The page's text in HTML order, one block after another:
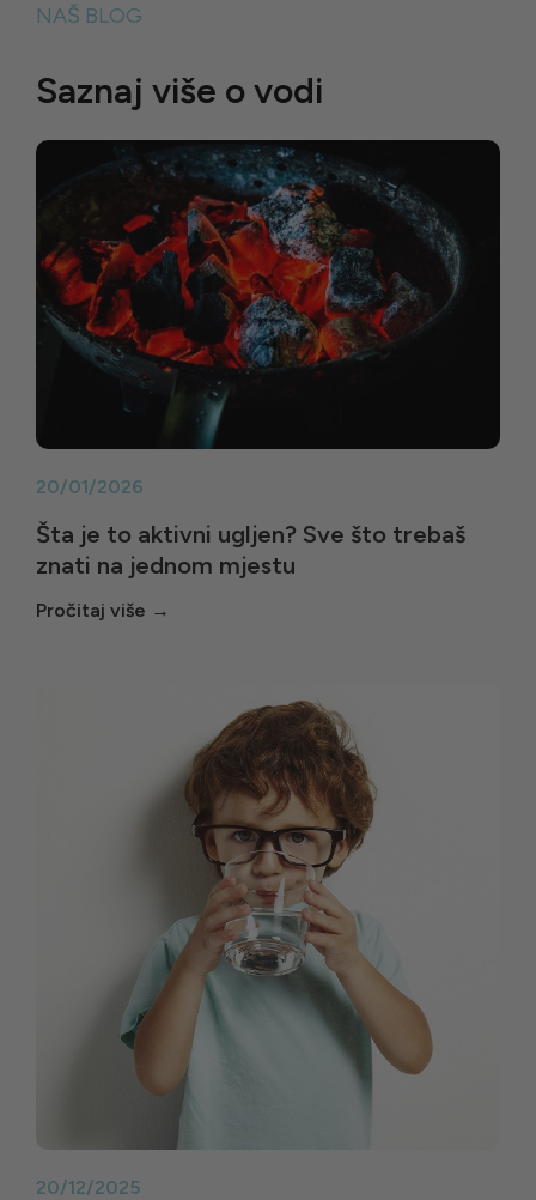
NAŠ BLOG
Saznaj više o vodi
20/01/2026
Šta je to aktivni ugljen? Sve što trebaš
znati na jednom mjestu
20/12/2025